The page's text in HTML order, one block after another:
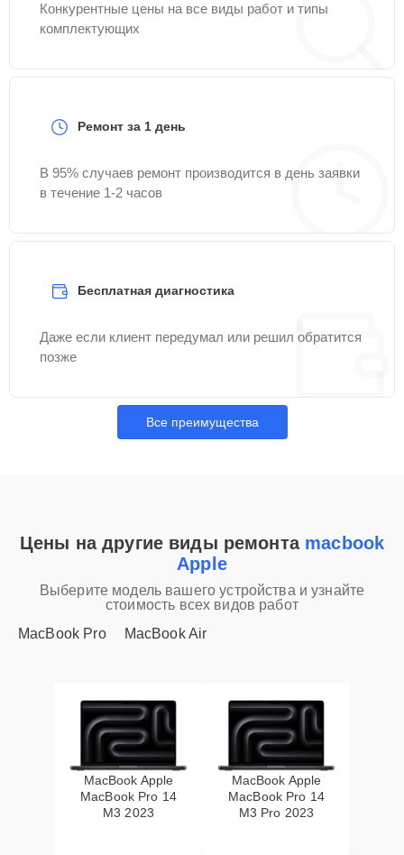
Конкурентные цены на все виды работ и типы
комплектующих
Ремонт за 1 день
В 95% случаев ремонт производится в день заявки
в течение 1-2 часов
Бесплатная диагностика
Даже если клиент передумал или решил обратится
позже
Все преимущества
Цены на другие виды ремонта macbook
Apple
Выберите модель вашего устройства и узнайте
стоимость всех видов работ
MacBook Pro
MacBook Air
MacBook Apple
MacBook Pro 14
M3 2023
MacBook Apple
MacBook Pro 14
M3 Pro 2023